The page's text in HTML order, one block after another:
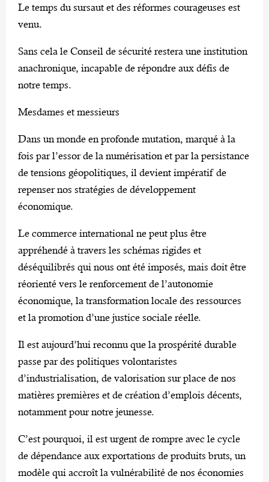
Le temps du sursaut et des réformes courageuses est
venu.
Sans cela le Conseil de sécurité restera une institution
anachronique, incapable de répondre aux défis de
notre temps.
Mesdames et messieurs
Dans un monde en profonde mutation, marqué à la
fois par l’essor de la numérisation et par la persistance
de tensions géopolitiques, il devient impératif de
repenser nos stratégies de développement
économique.
Le commerce international ne peut plus être
appréhendé à travers les schémas rigides et
déséquilibrés qui nous ont été imposés, mais doit être
réorienté vers le renforcement de l’autonomie
économique, la transformation locale des ressources
et la promotion d’une justice sociale réelle.
Il est aujourd’hui reconnu que la prospérité durable
passe par des politiques volontaristes
d’industrialisation, de valorisation sur place de nos
matières premières et de création d’emplois décents,
notamment pour notre jeunesse.
C’est pourquoi, il est urgent de rompre avec le cycle
de dépendance aux exportations de produits bruts, un
modèle qui accroît la vulnérabilité de nos économies